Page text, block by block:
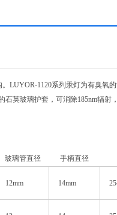
LUYOR-1120系列汞灯为有臭氧的
英玻璃护套，可消除185nm辐
玻璃管直径 手柄直径
12mm 14mm